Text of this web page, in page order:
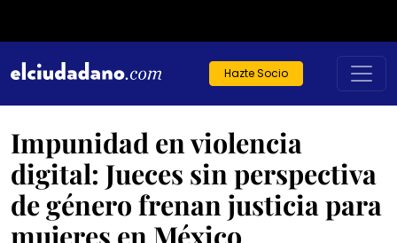
Hazte Socio
Impunidad en violencia
digital: Jueces sin perspectiva
de género frenan justicia para
mujeres en México